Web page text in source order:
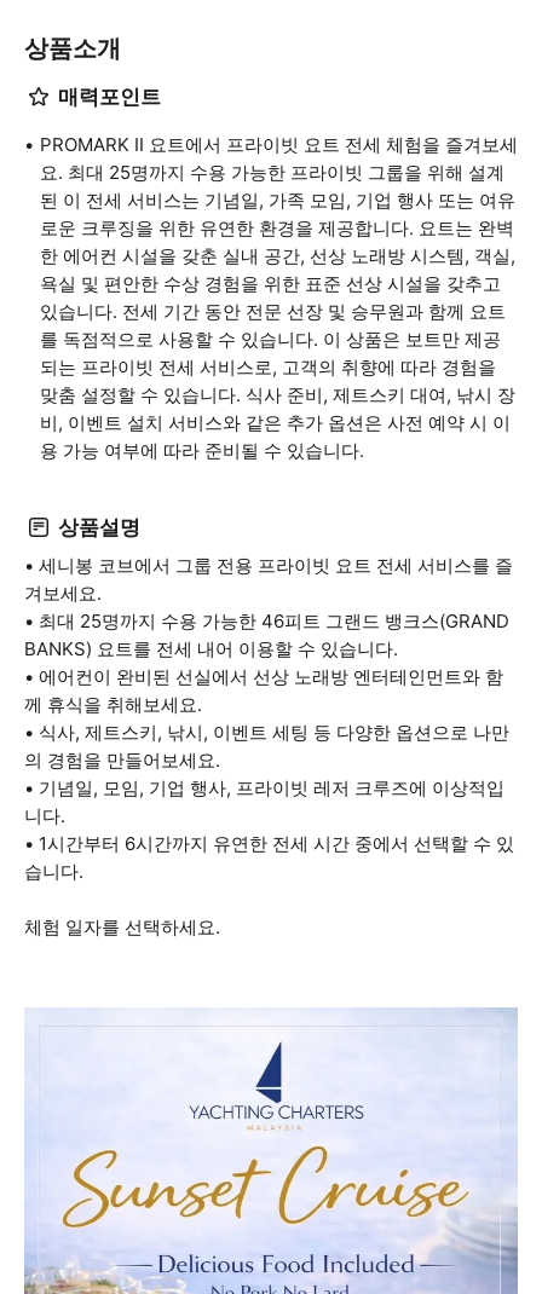
상품소개
매력포인트
PROMARK II 요트에서 프라이빗 요트 전세 체험을 즐겨보세
요. 최대 25명까지 수용 가능한 프라이빗 그룹을 위해 설계
된 이 전세 서비스는 기념일, 가족 모임, 기업 행사 또는 여유
로운 크루징을 위한 유연한 환경을 제공합니다. 요트는 완벽
한 에어컨 시설을 갖춘 실내 공간, 선상 노래방 시스템, 객실,
욕실 및 편안한 수상 경험을 위한 표준 선상 시설을 갖추고
있습니다. 전세 기간 동안 전문 선장 및 승무원과 함께 요트
를 독점적으로 사용할 수 있습니다. 이 상품은 보트만 제공
되는 프라이빗 전세 서비스로, 고객의 취향에 따라 경험을
맞춤 설정할 수 있습니다. 식사 준비, 제트스키 대여, 낚시 장
비, 이벤트 설치 서비스와 같은 추가 옵션은 사전 예약 시 이
용 가능 여부에 따라 준비될 수 있습니다.
상품설명
• 세니봉 코브에서 그룹 전용 프라이빗 요트 전세 서비스를 즐
겨보세요.
• 최대 25명까지 수용 가능한 46피트 그랜드 뱅크스(GRAND
BANKS) 요트를 전세 내어 이용할 수 있습니다.
• 에어컨이 완비된 선실에서 선상 노래방 엔터테인먼트와 함
께 휴식을 취해보세요.
• 식사, 제트스키, 낚시, 이벤트 세팅 등 다양한 옵션으로 나만
의 경험을 만들어보세요.
• 기념일, 모임, 기업 행사, 프라이빗 레저 크루즈에 이상적입
니다.
• 1시간부터 6시간까지 유연한 전세 시간 중에서 선택할 수 있
습니다.
체험 일자를 선택하세요.